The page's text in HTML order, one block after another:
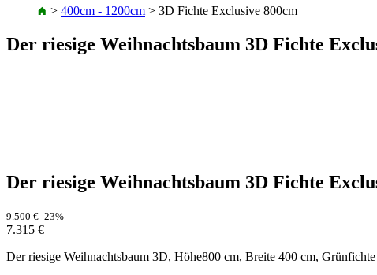
> 400cm - 1200cm > 3D Fichte Exclusive 800cm
Der riesige Weihnachtsbaum 3D Fichte
Der riesige Weihnachtsbaum 3D Fichte
9.500€ -23%
7.315 €
Der riesige Weihnachtsbaum 3D, Höhe800 cm, Breite 400 cm,